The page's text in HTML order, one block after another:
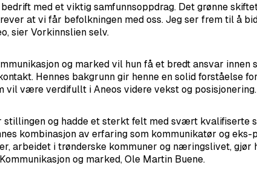
med et viktig samfunnsoppdrag. Det grønne
at vi får befolkningen med oss. Jeg ser frem til å
sier Vorkinnslien selv.
og marked vil hun få et bredt ansvar innen
Hennes bakgrunn gir henne en solid forståelse
vil være verdifullt i Aneos videre vekst og posisjonering.
stillingen og hadde et sterkt felt med svært kvalifiserte
kombinasjon av erfaring som kommunikatør og eks-
arbeidet i trønderske kommuner og næringslivet, gjør
og marked, Ole Martin Buene.